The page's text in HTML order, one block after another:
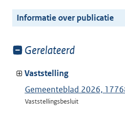
van:
Informatie over publicatie
Toon
van:
Gerelateerd
Vaststelling
Gemeenteblad 2026,
Vaststellingsbesluit